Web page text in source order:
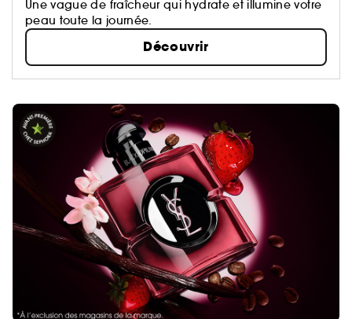
Une vague de fraîcheur qui hydrate et illumine votre
peau toute la journée.
Découvrir